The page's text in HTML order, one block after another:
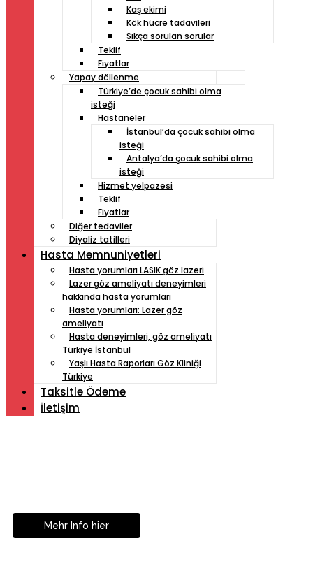
Kaş ekimi
Kök hücre tadavileri
Sıkça sorulan sorular
Teklif
Fiyatlar
Yapay döllenme
Türkiye’de çocuk sahibi olma
isteği
Hastaneler
İstanbul’da çocuk sahibi olma
isteği
Antalya’da çocuk sahibi olma
isteği
Hizmet yelpazesi
Teklif
Fiyatlar
Diğer tedaviler
Diyaliz tatilleri
Hasta Memnuniyetleri
Hasta yorumları LASIK göz lazeri
Lazer göz ameliyatı deneyimleri
hakkında hasta yorumları
Hasta yorumları: Lazer göz
ameliyatı
Hasta deneyimleri, göz ameliyatı
Türkiye İstanbul
Yaşlı Hasta Raporları Göz Kliniği
Türkiye
Taksitle Ödeme
İletişim
Mehr Info hier